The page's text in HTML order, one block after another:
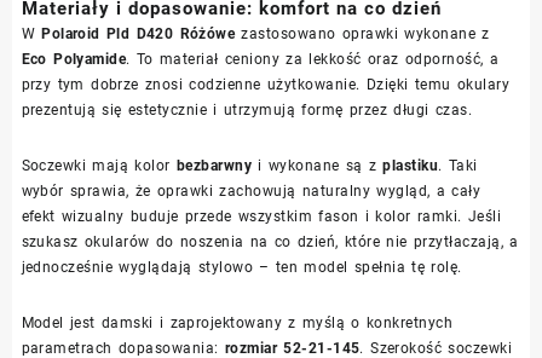
Materiały i dopasowanie: komfort na co dzień
WPolaroid Pld D420 Różówezastosowano oprawki wykonane z
Eco Polyamide. To materiał ceniony za lekkość oraz odporność, a
przy tym dobrze znosi codzienne użytkowanie. Dzięki temu okulary
prezentują się estetycznie i utrzymują formę przez długi czas.
Soczewki mają kolor bezbarwny i wykonane są zplastiku. Taki
wybór sprawia, że oprawki zachowują naturalny wygląd, a cały
efekt wizualny buduje przede wszystkim fason i kolor ramki. Jeśli
szukasz okularów do noszenia na co dzień, które nie przytłaczają, a
jednocześnie wyglądają stylowo – ten model spełnia tę rolę.
Model jest damski i zaprojektowany z myślą o konkretnych
parametrach dopasowania: rozmiar 52-21-145. Szerokość soczewki